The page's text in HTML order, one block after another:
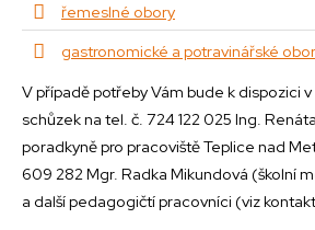
řemeslné obory
gastronomické a potravinářské
V případě potřeby Vám bude k dispozici
schůzek na tel. č. 724 122 025 Ing.
poradkyně pro pracoviště Teplice nad
609 282 Mgr. Radka Mikundová (školní
a další pedagogičtí pracovníci (viz